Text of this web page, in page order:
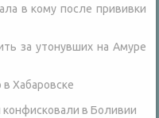
в кому после прививки
за утонувших на Амуре
Хабаровске
конфисковали в Боливии